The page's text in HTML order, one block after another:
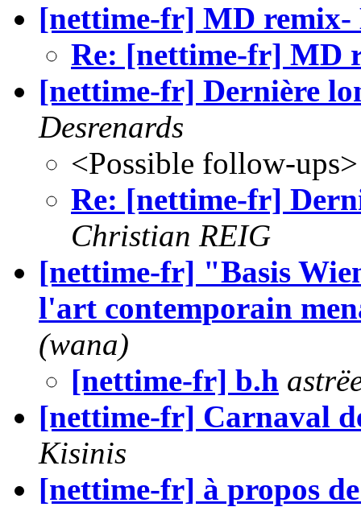
[nettime-fr] MD remix-
Re: [nettime-fr] MD
[nettime-fr] Dernière
Desrenards
<Possible follow-ups>
Re: [nettime-fr]
Christian REIG
[nettime-fr] "Basis
l'art contemporain
(wana)
[nettime-fr] b.h
[nettime-fr] Carnaval
Kisinis
[nettime-fr] à propos